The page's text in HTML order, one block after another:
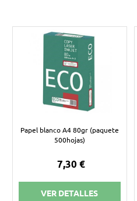
Papel blanco A4 80gr (paquete
500hojas)
7,30 €
VER DETALLES